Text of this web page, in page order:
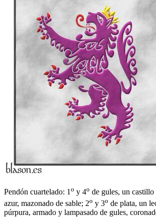
Pendón cuartelado: 1o y 4o de gules, un
azur, mazonado de sable; 2o y 3o de plata, un
púrpura, armado y lampasado de gules,